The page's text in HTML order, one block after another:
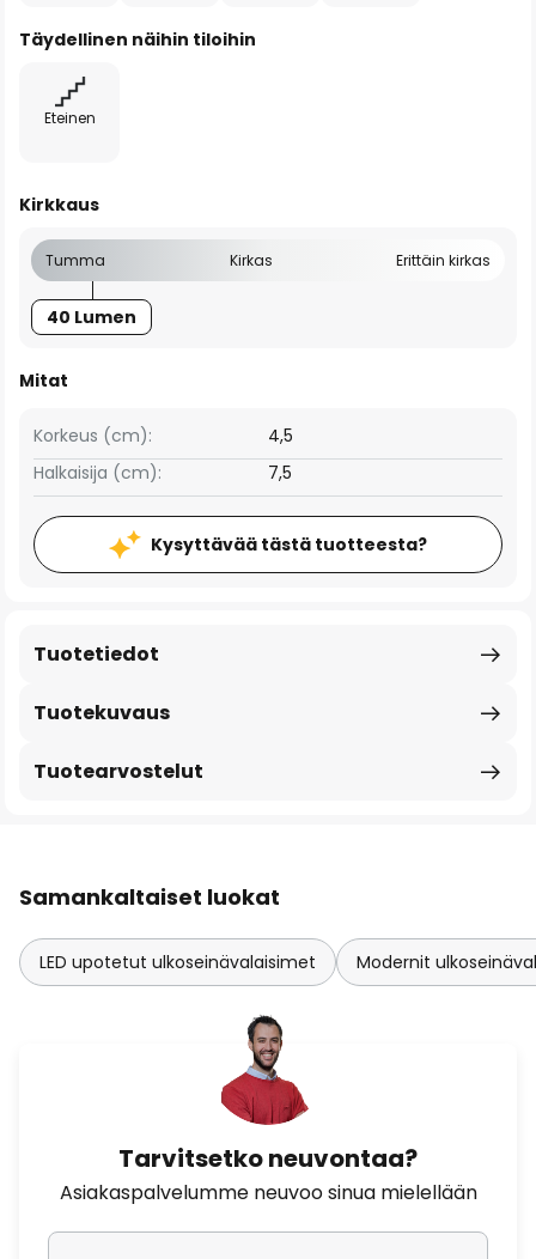
Täydellinen näihin tiloihin
Eteinen
Kirkkaus
Tumma Kirkas Erittäin kirkas
40 Lumen
Mitat
Korkeus (cm):
4,5
Halkaisija (cm):
7,5
Kysyttävää tästä tuotteesta?
Tuotekuvaus
Tuotetiedot
Tuotearvostelut
Samankaltaiset luokat
LED upotetut ulkoseinävalaisimet Modernit
Tarvitsetko neuvontaa?
Asiakaspalvelumme neuvoo sinua mielellään